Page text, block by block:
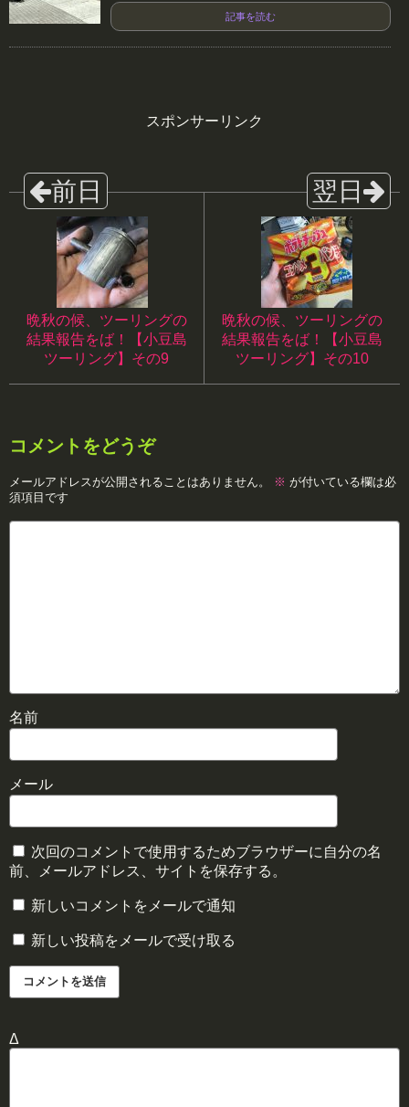
記事を読む
スポンサーリンク
晩秋の候、ツーリングの
結果報告をば！【小豆島
ツーリング】その9
晩秋の候、ツーリングの
結果報告をば！【小豆島
ツーリング】その10
コメントをどうぞ
メールアドレスが公開されることはありません。 ※ が付いている欄は必
須項目です
名前
メール
次回のコメントで使用するためブラウザーに自分の名
前、メールアドレス、サイトを保存する。
新しいコメントをメールで通知
新しい投稿をメールで受け取る
Δ